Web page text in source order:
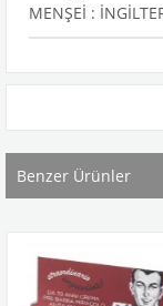
MENŞEİ :
Benzer Ürünler